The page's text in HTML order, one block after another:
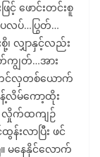
ဖောင်းတင်းစူ
လပ်…ပြွတ်…
၊ လျှာနှင့်လည်း
တ်ကျွတ်…အား
င်လှတစ်ယောက်
မ်ကော့ထိုး
လှိုက်ထကျဉ်
လာပြီး ဖင်
မနေနိုင်လောက်